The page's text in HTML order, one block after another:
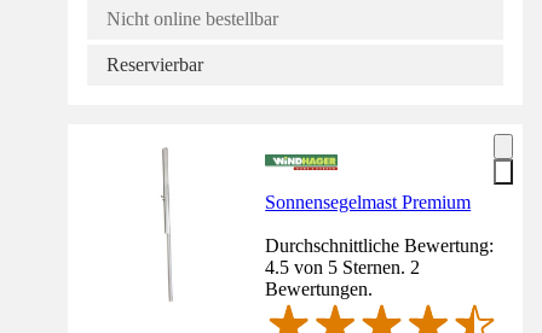
Nicht online bestellbar
Reservierbar
Sonnensegelmast Premium
Durchschnittliche Bewertung:
4.5 von 5 Sternen. 2
Bewertungen.